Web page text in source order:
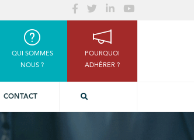
QUI SOMMES
NOUS ?
POURQUOI
ADHÉRER ?
CONTACT